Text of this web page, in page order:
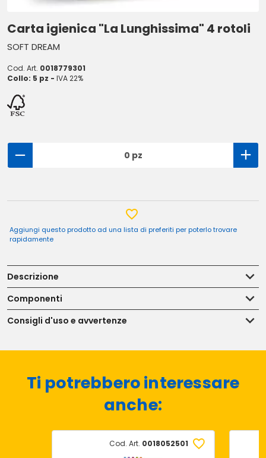
Carta igienica "La Lunghissima" 4 rotoli
SOFT DREAM
Cod. Art. 0018779301
Collo: 5 pz - IVA 22%
0 pz
Aggiungi questo prodotto ad una lista di preferiti per poterlo trovare
rapidamente
Descrizione
Componenti
Consigli d'uso e avvertenze
Ti potrebbero interessare
anche:
Cod. Art. 0018052501